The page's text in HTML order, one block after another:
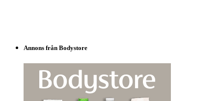
Annons från Bodystore